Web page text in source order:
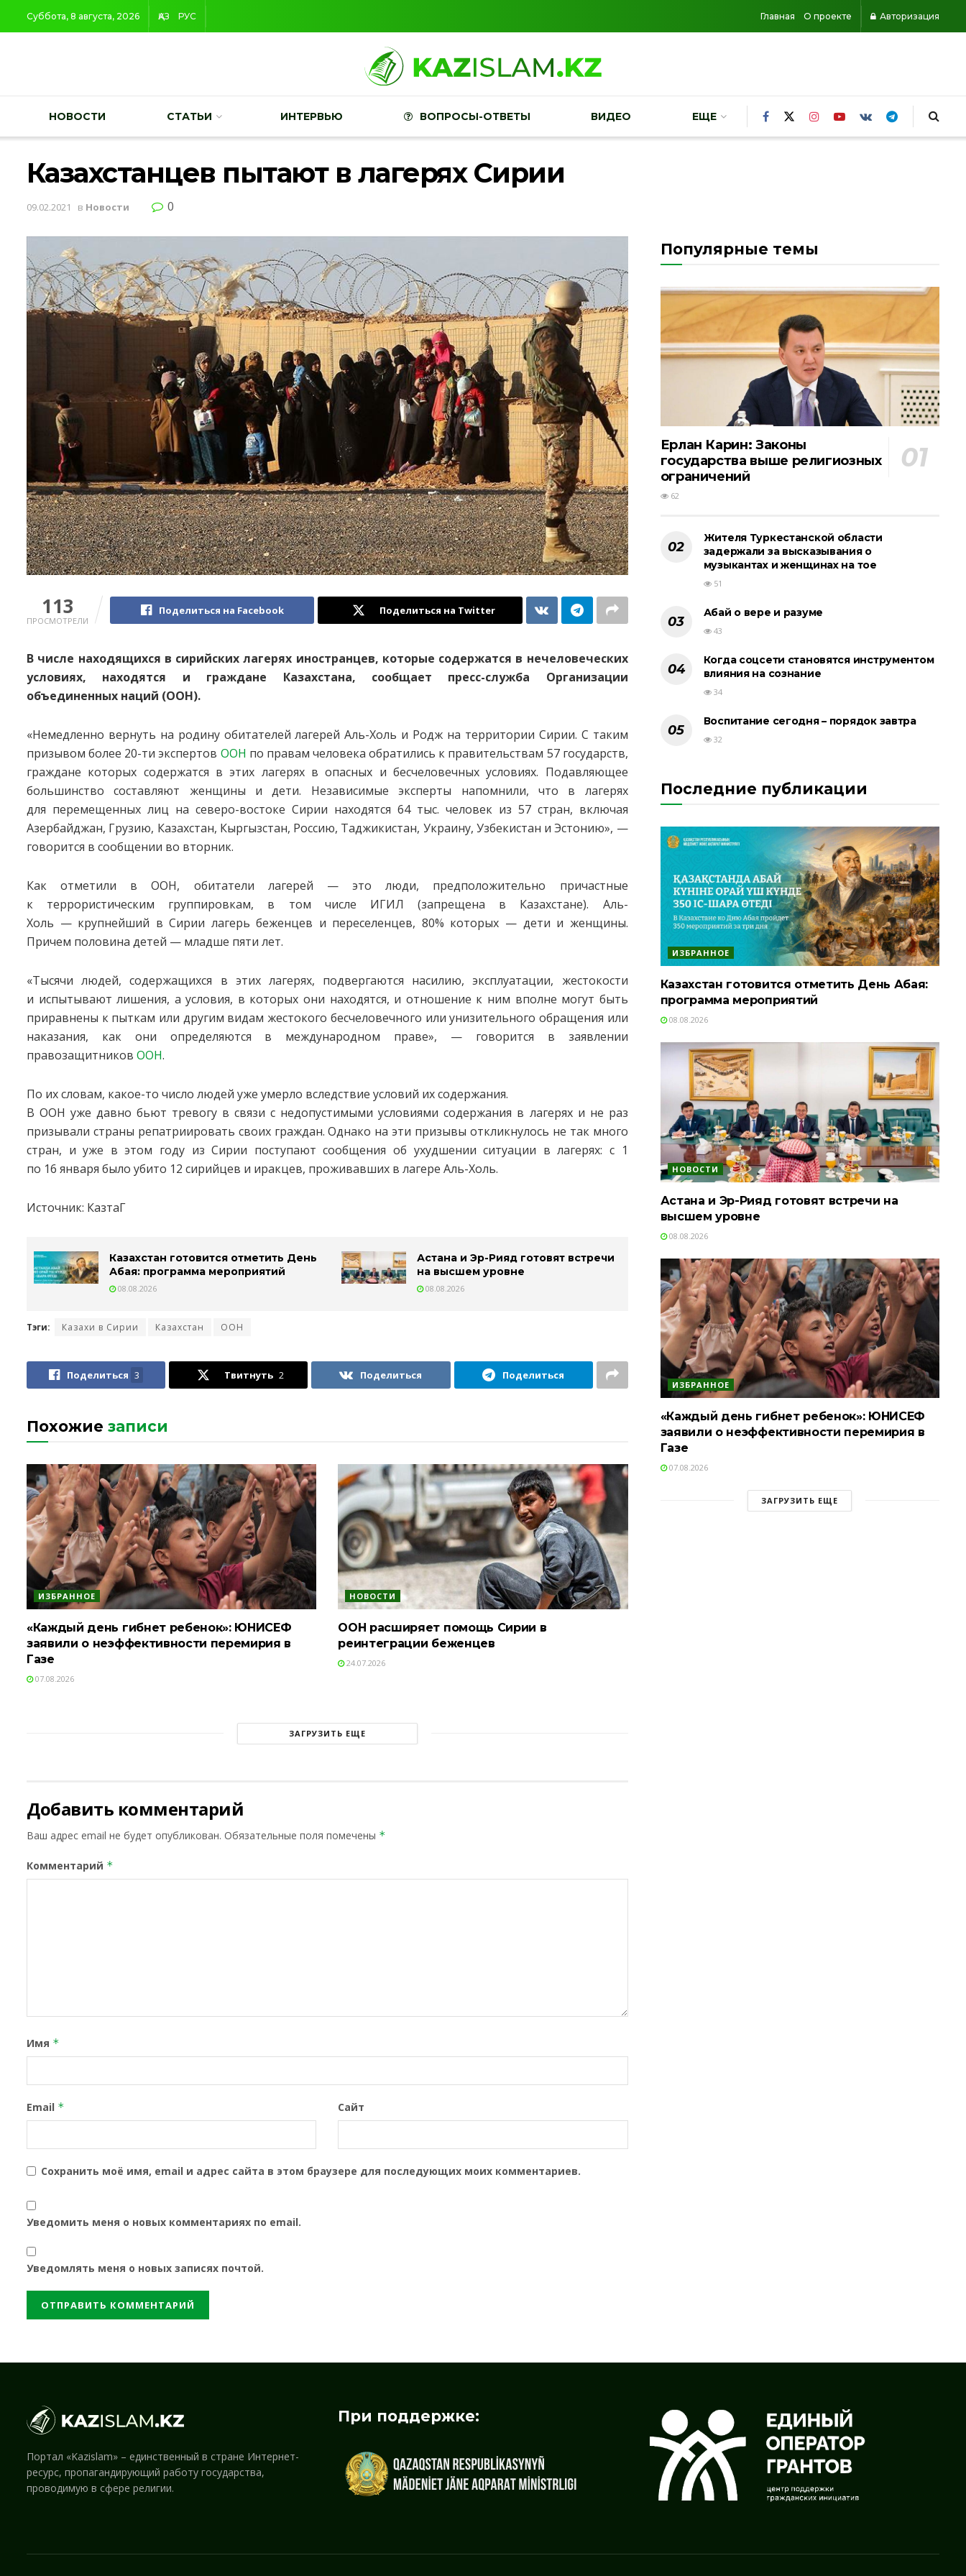
Суббота, 8 августа, 2026 ҚАЗ РУС Главная О проекте Авторизация
НОВОСТИ СТАТЬИ ИНТЕРВЬЮ ВОПРОСЫ-ОТВЕТЫ ВИДЕО ЕЩЕ
Казахстанцев пытают в лагерях Сирии
09.02.2021 в Новости 0
113
ПРОСМОТРЕЛИ
Поделиться на Facebook Поделиться на Twitter
В числе находящихся в сирийских лагерях иностранцев, которые содержатся в нечеловеческих
условиях, находятся и граждане Казахстана, сообщает пресс-служба Организации
объединенных наций (ООН).
«Немедленно вернуть на родину обитателей лагерей Аль-Холь и Родж на территории Сирии. С таким
призывом более 20-ти экспертов ООН по правам человека обратились к правительствам 57 государств,
граждане которых содержатся в этих лагерях в опасных и бесчеловечных условиях. Подавляющее
большинство составляют женщины и дети. Независимые эксперты напомнили, что в лагерях
для перемещенных лиц на северо-востоке Сирии находятся 64 тыс. человек из 57 стран, включая
Азербайджан, Грузию, Казахстан, Кыргызстан, Россию, Таджикистан, Украину, Узбекистан и Эстонию», —
говорится в сообщении во вторник.
Как отметили в ООН, обитатели лагерей — это люди, предположительно причастные
к террористическим группировкам, в том числе ИГИЛ (запрещена в Казахстане). Аль-
Холь — крупнейший в Сирии лагерь беженцев и переселенцев, 80% которых — дети и женщины.
Причем половина детей — младше пяти лет.
«Тысячи людей, содержащихся в этих лагерях, подвергаются насилию, эксплуатации, жестокости
и испытывают лишения, а условия, в которых они находятся, и отношение к ним вполне могут быть
приравнены к пыткам или другим видам жестокого бесчеловечного или унизительного обращения или
наказания, как они определяются в международном праве», — говорится в заявлении
правозащитников ООН.
По их словам, какое-то число людей уже умерло вследствие условий их содержания.
В ООН уже давно бьют тревогу в связи с недопустимыми условиями содержания в лагерях и не раз
призывали страны репатриировать своих граждан. Однако на эти призывы откликнулось не так много
стран, и уже в этом году из Сирии поступают сообщения об ухудшении ситуации в лагерях: с 1
по 16 января было убито 12 сирийцев и иракцев, проживавших в лагере Аль-Холь.
Источник: КазтаГ
Казахстан готовится отметить День
Абая: программа мероприятий
08.08.2026
Астана и Эр-Рияд готовят встречи
на высшем уровне
08.08.2026
Тэги: Казахи в Сирии Казахстан ООН
Поделиться 3 Твитнуть 2 Поделиться Поделиться
Похожие записи
ИЗБРАННОЕ
«Каждый день гибнет ребенок»: ЮНИСЕФ
заявили о неэффективности перемирия в
Газе
07.08.2026
НОВОСТИ
ООН расширяет помощь Сирии в
реинтеграции беженцев
24.07.2026
ЗАГРУЗИТЬ ЕЩЕ
Добавить комментарий
Ваш адрес email не будет опубликован. Обязательные поля помечены *
Комментарий *
Имя *
Email * Сайт
Сохранить моё имя, email и адрес сайта в этом браузере для последующих моих комментариев.
Уведомить меня о новых комментариях по email.
Уведомлять меня о новых записях почтой.
Популярные темы
Ерлан Карин: Законы
государства выше религиозных
ограничений
62
Жителя Туркестанской области
задержали за высказывания о
музыкантах и женщинах на тое
51
Абай о вере и разуме
43
Когда соцсети становятся инструментом
влияния на сознание
34
Воспитание сегодня – порядок завтра
32
Последние публикации
ИЗБРАННОЕ
Казахстан готовится отметить День Абая:
программа мероприятий
08.08.2026
НОВОСТИ
Астана и Эр-Рияд готовят встречи на
высшем уровне
08.08.2026
ИЗБРАННОЕ
«Каждый день гибнет ребенок»: ЮНИСЕФ
заявили о неэффективности перемирия в
Газе
07.08.2026
ЗАГРУЗИТЬ ЕЩЕ
Портал «Kazislam» – единственный в стране Интернет-
ресурс, пропагандирующий работу государства,
проводимую в сфере религии.
При поддержке: